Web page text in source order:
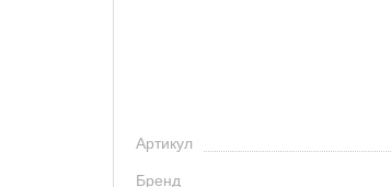
Артикул
Бренд